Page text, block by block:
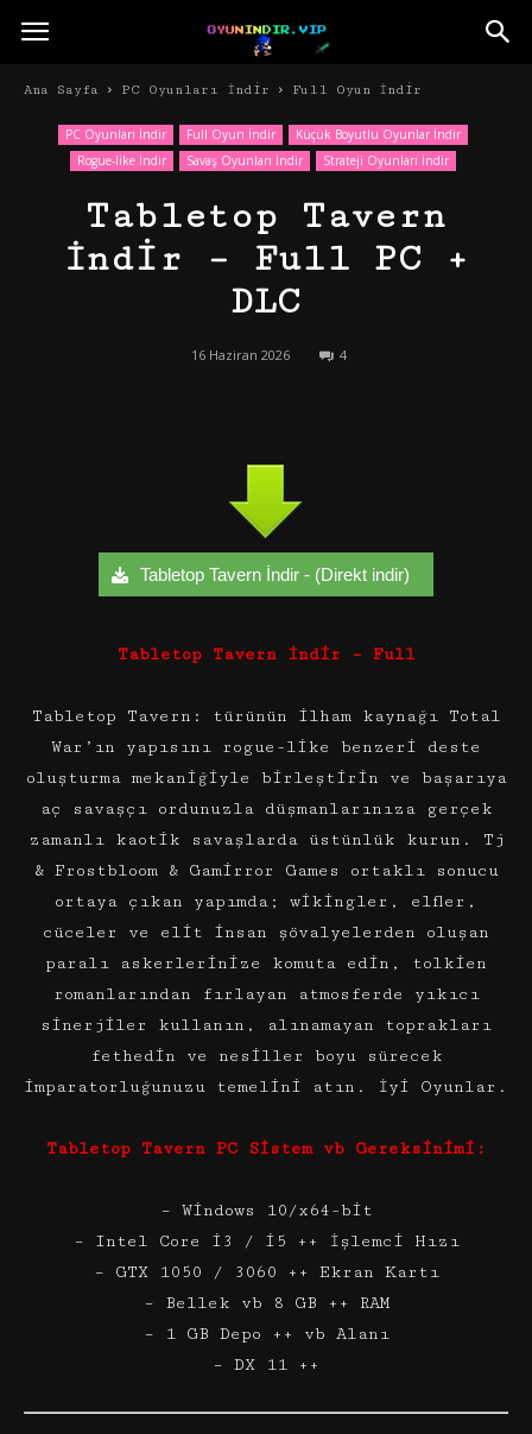
Ana Sayfa PC Oyunları İndir Full Oyun İndir
PC Oyunları İndir Full Oyun İndir
Küçük Boyutlu Oyunlar İndir
Rogue-like İndir
Savaş Oyunları İndir Strateji Oyunları İndir
Tabletop Tavern
İndir – Full PC +
DLC
16 Haziran 2026 4
Tabletop Tavern İndir - (Direkt indir)
Tabletop Tavern İndir – Full
Tabletop Tavern: türünün ilham kaynağı Total
War’ın yapısını rogue-like benzeri deste
oluşturma mekaniğiyle birleştirin ve başarıya
aç savaşçı ordunuzla düşmanlarınıza gerçek
zamanlı kaotik savaşlarda üstünlük kurun. Tj
& Frostbloom & Gamirror Games ortaklı sonucu
ortaya çıkan yapımda; wikingler, elfler,
cüceler ve elit insan şövalyelerden oluşan
paralı askerlerinize komuta edin, tolkien
romanlarından fırlayan atmosferde yıkıcı
sinerjiler kullanın, alınamayan toprakları
fethedin ve nesiller boyu sürecek
imparatorluğunuzu temelini atın. İyi Oyunlar.
Tabletop Tavern PC Sistem vb Gereksinimi:
– Windows 10/x64-bit
– Intel Core i3 / i5 ++ İşlemci Hızı
– GTX 1050 / 3060 ++ Ekran Kartı
– Bellek vb 8 GB ++ RAM
– 1 GB Depo ++ vb Alanı
– DX 11 ++